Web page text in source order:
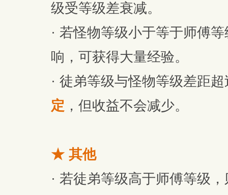
级受等级差衰减。
· 若怪物等级小于等于师傅
响，可获得大量经验。
· 徒弟等级与怪物等级差距
定 ，但收益不会减少。
★ 其他
· 若徒弟等级高于师傅等级